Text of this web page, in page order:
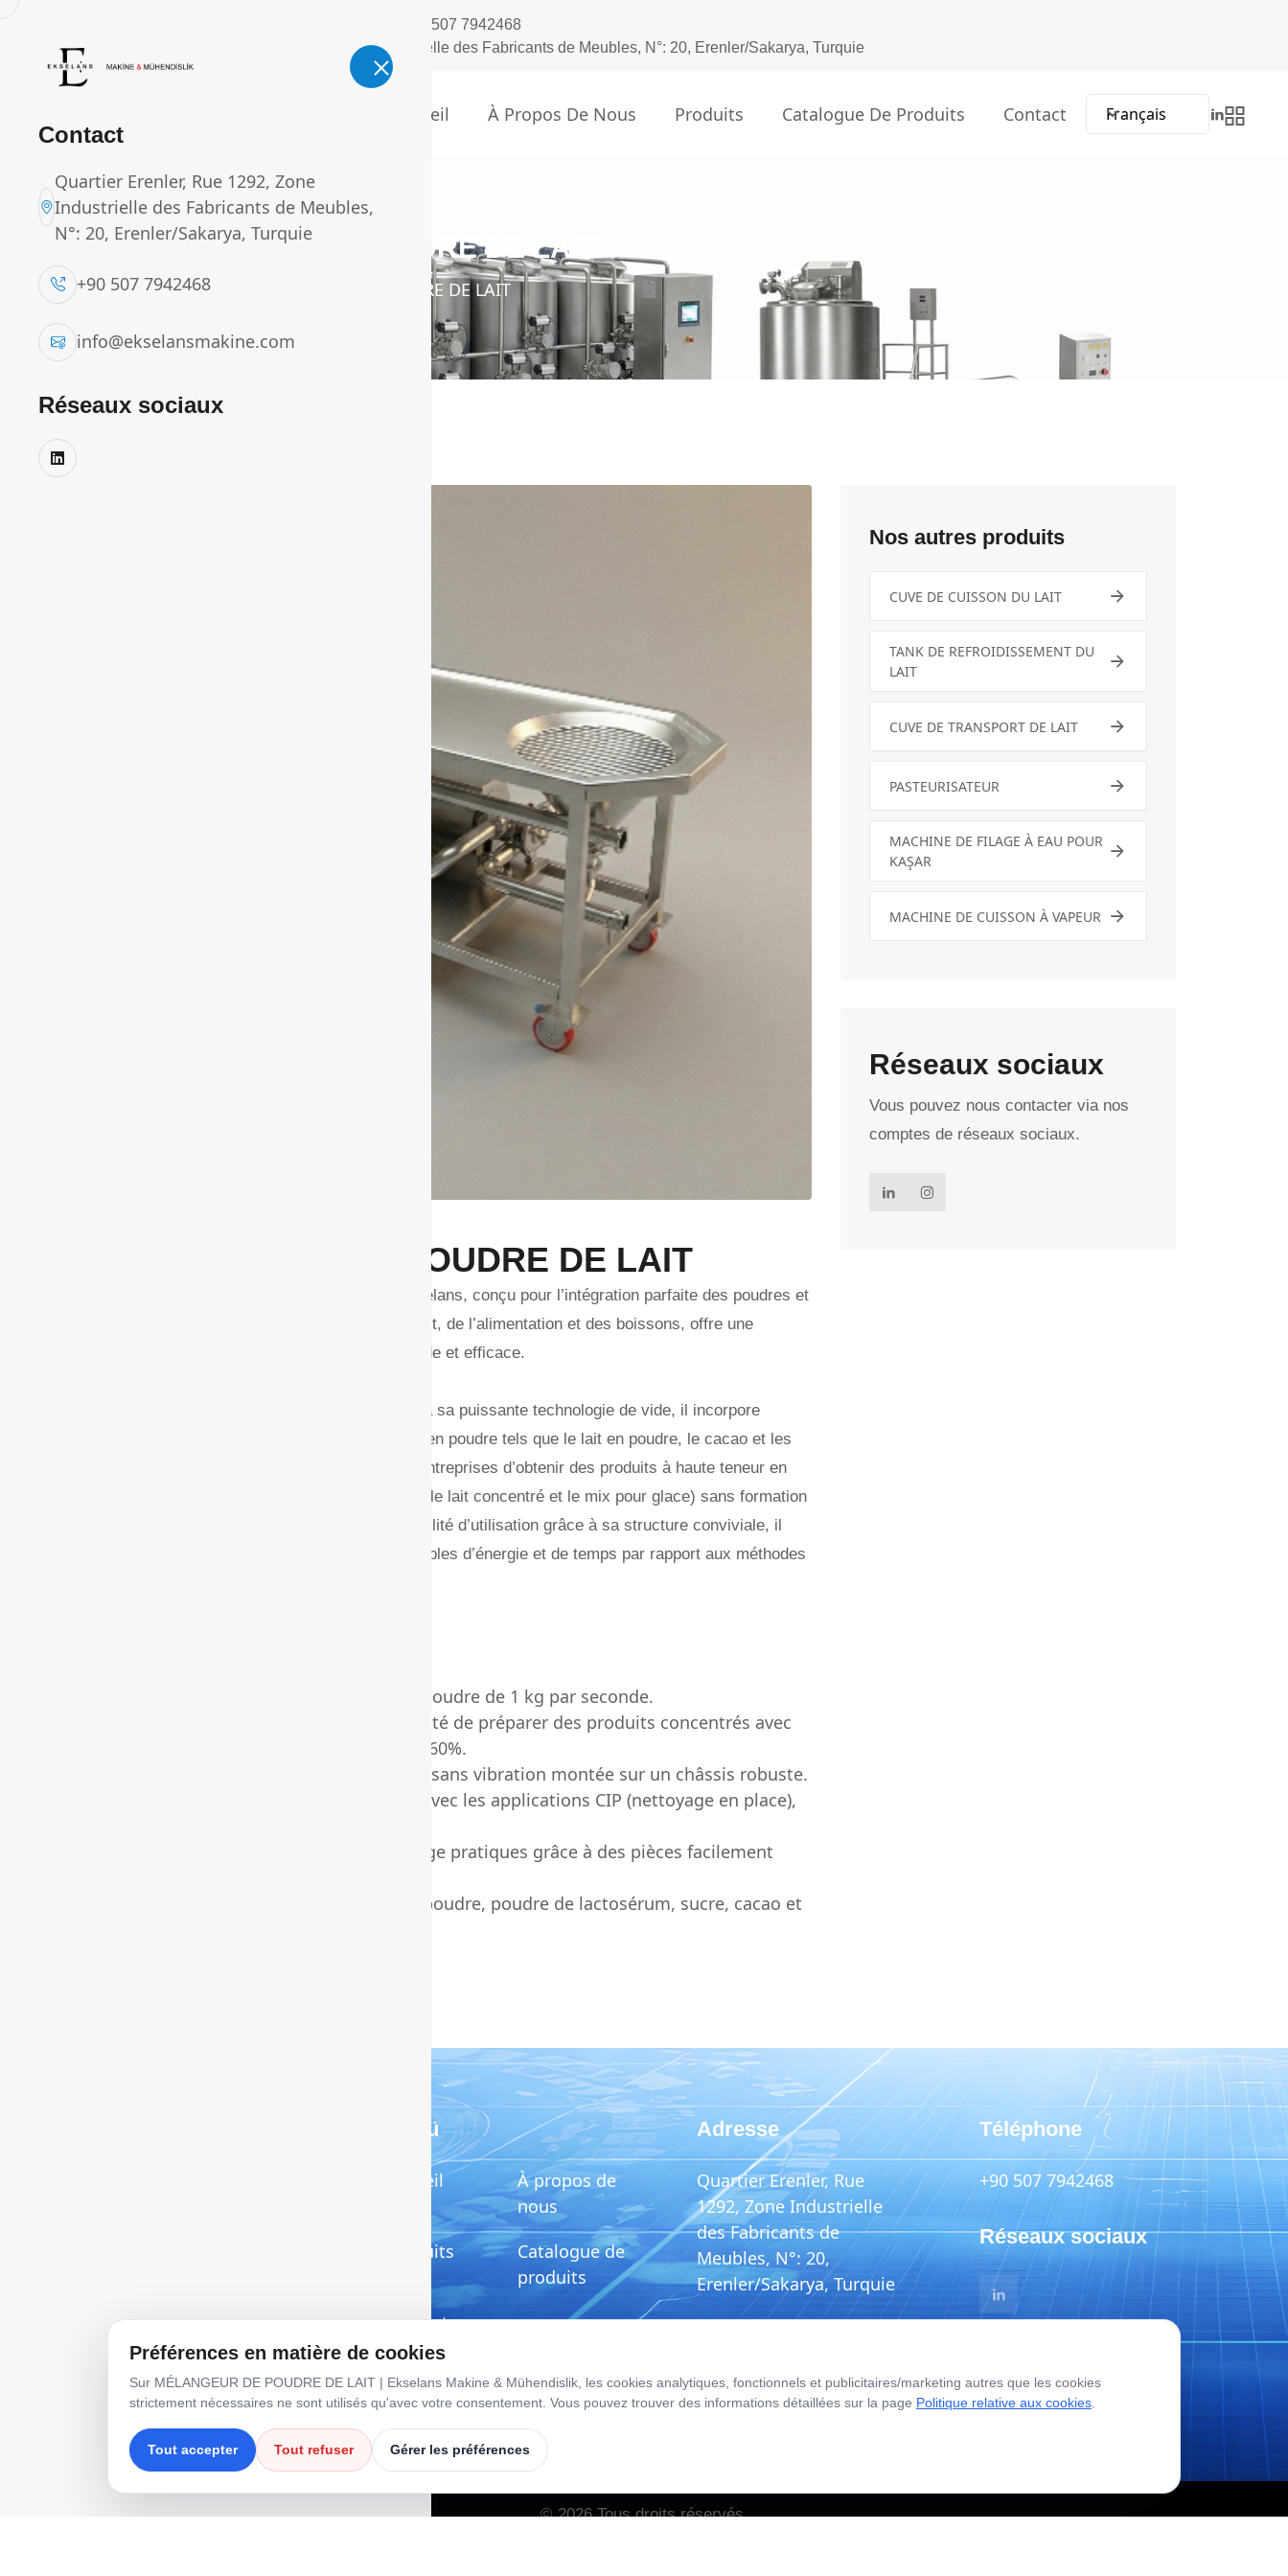
+90 507 7942468
Adresse. Quartier Erenler, Rue 1292, Zone Industrielle des Fabricants de Meubles, N°: 20, Erenler/Sakarya, Turquie
Accueil À Propos De Nous Produits Catalogue De Produits Contact Français
Contact
Quartier Erenler, Rue 1292, Zone
Industrielle des Fabricants de Meubles,
N°: 20, Erenler/Sakarya, Turquie
+90 507 7942468
info@ekselansmakine.com
Réseaux sociaux
MÉLANGEUR DE POUDRE DE LAIT
AccueilProduits MÉLANGEUR DE POUDRE DE LAIT
MÉLANGEUR DE POUDRE DE LAIT
Le Mélangeur Poudre-Liquide (Blender) Ekselans, conçu pour l’intégration parfaite des poudres et
des liquides fluides dans les industries du lait, de l’alimentation et des boissons, offre une
solution d’homogénéisation hygiénique, rapide et efficace.
Grâce à sa pompe spécialement conçue et à sa puissante technologie de vide, il incorpore
instantanément dans le liquide des produits en poudre tels que le lait en poudre, le cacao et les
stabilisants. Cette technologie permet aux entreprises d’obtenir des produits à haute teneur en
matière sèche de 55% à 60% (par exemple, le lait concentré et le mix pour glace) sans formation
de grumeaux. Tout en offrant une grande facilité d’utilisation grâce à sa structure conviviale, il
permet également des économies considérables d’énergie et de temps par rapport aux méthodes
Capacité d’aspiration de poudre de 1 kg par seconde.
Possibilité de préparer des produits concentrés avec
un taux de matière sèche de 55% à 60%.
Structure puissante et sans vibration montée sur un châssis robuste.
Entièrement compatible avec les applications CIP (nettoyage en place),
Entretien et nettoyage pratiques grâce à des pièces facilement
Dissolution de lait en poudre, poudre de lactosérum, sucre, cacao et
Nos autres produits
CUVE DE CUISSON DU LAIT
TANK DE REFROIDISSEMENT DU
LAIT
CUVE DE TRANSPORT DE LAIT
PASTEURISATEUR
MACHINE DE FILAGE À EAU POUR
KAŞAR
MACHINE DE CUISSON À VAPEUR
Réseaux sociaux
Vous pouvez nous contacter via nos
comptes de réseaux sociaux.
Menü
Accueil
À propos de
nous
Produits
Catalogue de
produits
Contact
Adresse
Quartier Erenler, Rue
1292, Zone Industrielle
des Fabricants de
Meubles, N°: 20,
Erenler/Sakarya, Turquie
info@ekselansmakine.com
Téléphone
+90 507 7942468
Réseaux sociaux
©2026Tous droits réservés.
Préférences en matière de cookies
Sur MÉLANGEUR DE POUDRE DE LAIT | Ekselans Makine & Mühendislik, les cookies analytiques, fonctionnels et publicitaires/marketing autres que les cookies
strictement nécessaires ne sont utilisés qu'avec votre consentement. Vous pouvez trouver des informations détaillées sur la page Politique relative aux cookies
Tout accepter Tout refuser Gérer les préférences